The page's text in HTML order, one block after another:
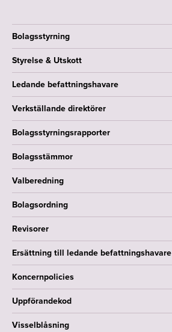
Bolagsstyrning
Styrelse & Utskott
Ledande befattningshavare
Verkställande direktörer
Bolagsstyrningsrapporter
Bolagsstämmor
Valberedning
Bolagsordning
Revisorer
Ersättning till ledande befattningshavare
Koncernpolicies
Uppförandekod
Visselblåsning